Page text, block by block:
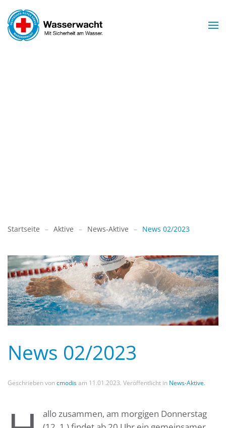
Zum Hauptinhalt springen
Startseite Aktive News-Aktive News 02/2023
News 02/2023
Geschrieben voncmodisam 11.01.2023. Veröffentlicht in News-Aktive.
allo zusammen, am morgigen Donnerstag